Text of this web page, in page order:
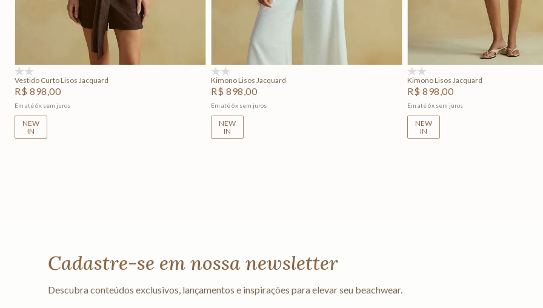
P M G
Adicionar na sacola
Vestido Curto Lisos Jacquard
R$ 898,00
Em até6x sem juros
NEW
IN
Kimono Lisos Jacquard
R$ 898,00
Em até6x sem juros
NEW
IN
Adicionar na sacola
Kimono Lisos Jacquard
R$ 898,00
Em até6x sem juros
NEW
IN
Cadastre-se em nossa newsletter
Descubra conteúdos exclusivos, lançamentos e inspirações para elevar seu beachwear.